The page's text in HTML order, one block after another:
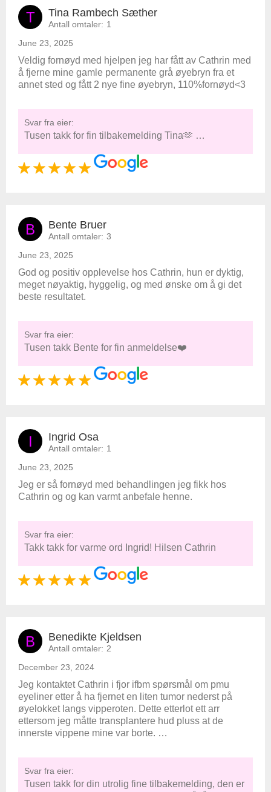
T Tina Rambech Sæther
Antall omtaler: 1
June 23, 2025
Veldig fornøyd med hjelpen jeg har fått av Cathrin med
å fjerne mine gamle permanente grå øyebryn fra et
annet sted og fått 2 nye fine øyebryn, 110%fornøyd<3
Svar fra eier:
Tusen takk for fin tilbakemelding Tina🫶 …
B Bente Bruer
Antall omtaler: 3
June 23, 2025
God og positiv opplevelse hos Cathrin, hun er dyktig,
meget nøyaktig, hyggelig, og med ønske om å gi det
beste resultatet.
Svar fra eier:
Tusen takk Bente for fin anmeldelse❤️
I Ingrid Osa
Antall omtaler: 1
June 23, 2025
Jeg er så fornøyd med behandlingen jeg fikk hos
Cathrin og og kan varmt anbefale henne.
Svar fra eier:
Takk takk for varme ord Ingrid! Hilsen Cathrin
B Benedikte Kjeldsen
Antall omtaler: 2
December 23, 2024
Jeg kontaktet Cathrin i fjor ifbm spørsmål om pmu
eyeliner etter å ha fjernet en liten tumor nederst på
øyelokket langs vipperoten. Dette etterlot ett arr
ettersom jeg måtte transplantere hud pluss at de
innerste vippene mine var borte. …
Svar fra eier:
Tusen takk for din utrolig fine tilbakemelding, den er